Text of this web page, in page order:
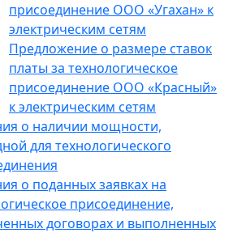
присоединение ООО «Угахан» к
электрическим сетям
Предложение о размере ставок
платы за технологическое
присоединение ООО «Красный»
к электрическим сетям
о наличии мощности,
для технологического
о поданных заявках на
присоединение,
договорах и выполненных